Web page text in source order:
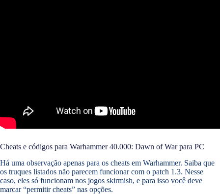
Cheats e códigos para Warhammer 40.000: Dawn of War para PC
Há uma observação apenas para os cheats em Warhammer. Saiba que
os truques listados não parecem funcionar com o patch 1.3. Nesse
caso, eles só funcionam nos jogos skirmish, e para isso você deve
marcar “permitir cheats” nas opções.